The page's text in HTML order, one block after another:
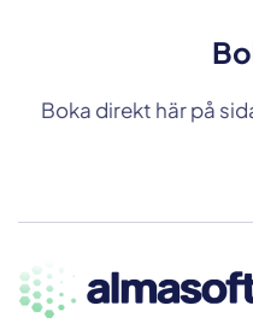
Boka direkt här på